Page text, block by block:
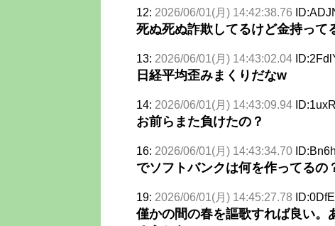
12: 2026/06/01(月) 14:42:38.76
死ぬ死ぬ詐欺してるけど金持って
13: 2026/06/01(月) 14:43:02.04
日経平均歪みまくりだなw
14: 2026/06/01(月) 14:43:09.94
お前らまた負けたの？
16: 2026/06/01(月) 14:43:34.70
でソフトバンクは何を作ってるの
19: 2026/06/01(月) 14:45:27.78
僅かの間の春を謳歌すれば良い。